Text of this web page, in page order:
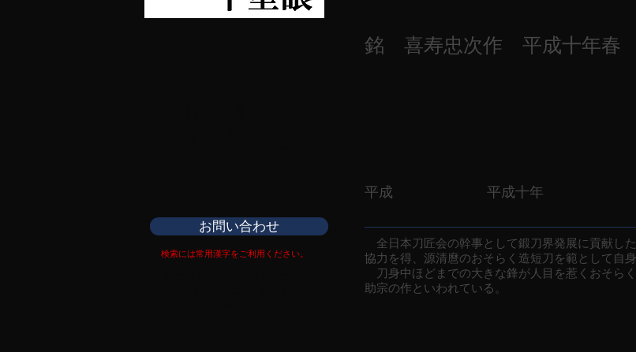
銘 喜寿忠次作 平成十年春
平成 平成十年
お問い合わせ
検索には常用漢字をご利用ください。
全日本刀匠会の幹事として鍛刀界発展に貢献し
協力を得、源清麿のおそらく造短刀を範として自
刀身中ほどまでの大きな鋒が人目を惹くおそら
助宗の作といわれている。